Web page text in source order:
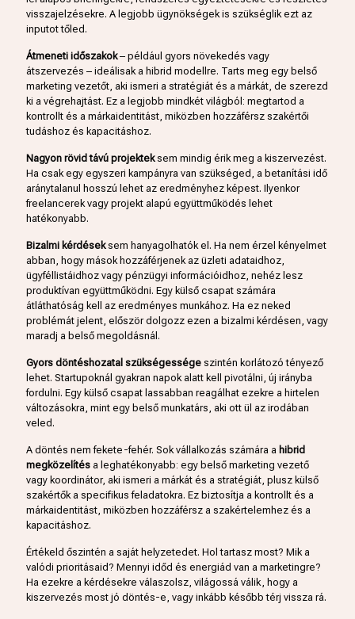
visszajelzésekre. A legjobb ügynökségek is szükséglik ezt az
inputot tőled.
Átmeneti időszakok– például gyors növekedés vagy
átszervezés – ideálisak a hibrid modellre. Tarts meg egy belső
marketing vezetőt, aki ismeri a stratégiát és a márkát, de szerezd
ki a végrehajtást. Ez a legjobb mindkét világból: megtartod a
kontrollt és a márkaidentitást, miközben hozzáférsz szakértői
tudáshoz és kapacitáshoz.
Nagyon rövid távú projekteksem mindig érik meg a kiszervezést.
Ha csak egy egyszeri kampányra van szükséged, a betanítási idő
aránytalanul hosszú lehet az eredményhez képest. Ilyenkor
freelancerek vagy projekt alapú együttműködés lehet
hatékonyabb.
Bizalmi kérdéseksem hanyagolhatók el. Ha nem érzel kényelmet
abban, hogy mások hozzáférjenek az üzleti adataidhoz,
ügyféllistáidhoz vagy pénzügyi információidhoz, nehéz lesz
produktívan együttműködni. Egy külső csapat számára
átláthatóság kell az eredményes munkához. Ha ez neked
problémát jelent, először dolgozz ezen a bizalmi kérdésen, vagy
maradj a belső megoldásnál.
Gyors döntéshozatal szükségessége szintén korlátozó tényező
lehet. Startupoknál gyakran napok alatt kell pivotálni, új irányba
fordulni. Egy külső csapat lassabban reagálhat ezekre a hirtelen
változásokra, mint egy belső munkatárs, aki ott ül az irodában
veled.
A döntés nem fekete-fehér. Sok vállalkozás számára a hibrid
megközelítés a leghatékonyabb: egy belső marketing vezető
vagy koordinátor, aki ismeri a márkát és a stratégiát, plusz külső
szakértők a specifikus feladatokra. Ez biztosítja a kontrollt és a
márkaidentitást, miközben hozzáférsz a szakértelemhez és a
kapacitáshoz.
Értékeld őszintén a saját helyzetedet. Hol tartasz most? Mik a
valódi prioritásaid? Mennyi időd és energiád van a marketingre?
Ha ezekre a kérdésekre válaszolsz, világossá válik, hogy a
kiszervezés most jó döntés-e, vagy inkább később térj vissza rá.